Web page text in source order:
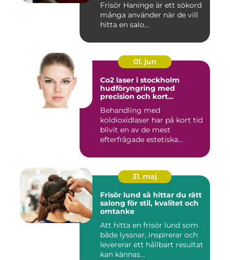
Frisör Haninge är ett sökord
många använder när de vill
hitta en salo...
01. jun
Co2 laser i stockholm
hudföryngring med
precision och kort
Behandling med
koldioxidlaser har på kort tid
blivit en av de mest
efterfrågade estetiska
31. maj
Frisör lund så hittar du rätt
salong för stil, kvalitet och
omtanke
Att hitta en frisör lund som
både lyssnar, inspirerar och
levererar ett hållbart resultat
kan kännas...